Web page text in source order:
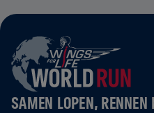
SAMEN LOPEN, RENNEN